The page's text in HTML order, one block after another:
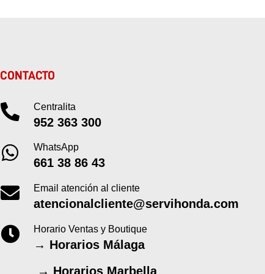
CONTACTO
Centralita
952 363 300
WhatsApp
661 38 86 43
Email atención al cliente
atencionalcliente@servihonda.com
Horario Ventas y Boutique
→ Horarios Málaga
→ Horarios Marbella